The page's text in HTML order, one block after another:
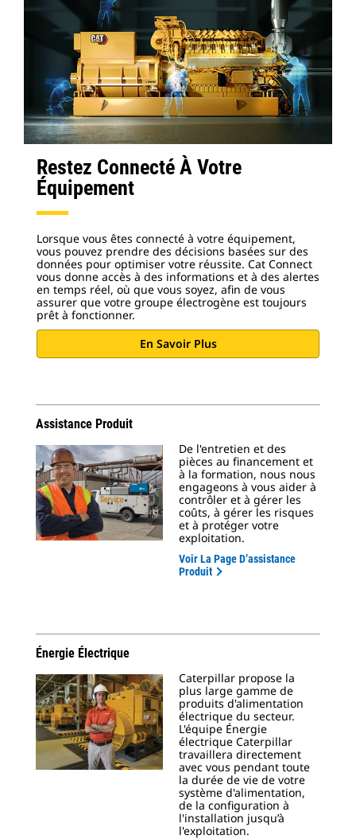
Restez Connecté À Votre
Équipement
Lorsque vous êtes connecté à votre équipement,
vous pouvez prendre des décisions basées sur des
données pour optimiser votre réussite. Cat Connect
vous donne accès à des informations et à des alertes
en temps réel, où que vous soyez, afin de vous
assurer que votre groupe électrogène est toujours
prêt à fonctionner.
En Savoir Plus
Assistance Produit
De l'entretien et des
pièces au financement et
à la formation, nous nous
engageons à vous aider à
contrôler et à gérer les
coûts, à gérer les risques
et à protéger votre
exploitation.
Voir La Page D’assistance
Produit
Énergie Électrique
Caterpillar propose la
plus large gamme de
produits d'alimentation
électrique du secteur.
L'équipe Énergie
électrique Caterpillar
travaillera directement
avec vous pendant toute
la durée de vie de votre
système d'alimentation,
de la configuration à
l'installation jusqu’à
l'exploitation.